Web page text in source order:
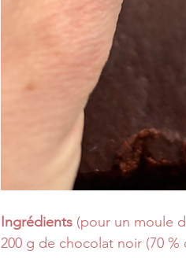
Ingrédients (pour un moule
200 g de chocolat noir (70